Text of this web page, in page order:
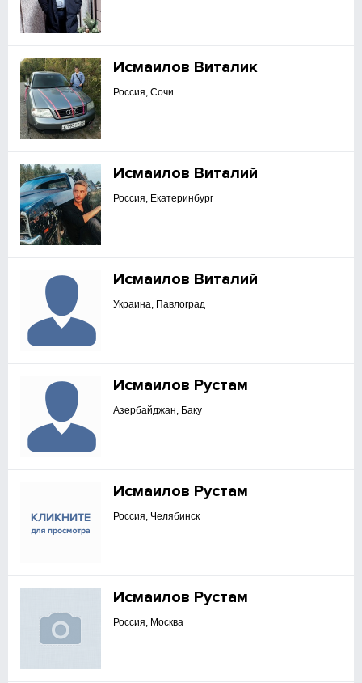
Исмаилов Виталик
Россия, Сочи
Исмаилов Виталий
Россия, Екатеринбург
Исмаилов Виталий
Украина, Павлоград
Исмаилов Рустам
Азербайджан, Баку
Исмаилов Рустам
Россия, Челябинск
Исмаилов Рустам
Россия, Москва